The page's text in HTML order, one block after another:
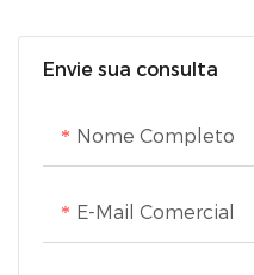
Envie sua consulta
Nome Completo
E-Mail Comercial